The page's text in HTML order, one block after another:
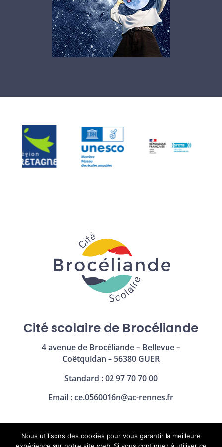
Cité scolaire de Brocéliande
4 avenue de Brocéliande – Bellevue –
Coëtquidan – 56380 GUER
Standard : 02 97 70 70 00
Email :ce.0560016n@ac-rennes.fr
Mentions légales|Politique de confidentialité
Nous utilisons des cookies pour vous garantir la meilleure